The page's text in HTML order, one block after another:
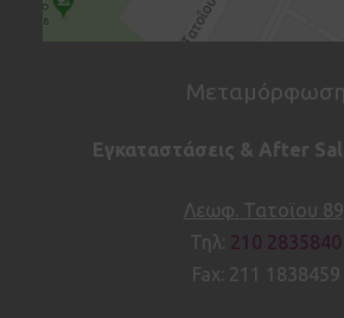
Μεταμόρφωση
Εγκαταστάσεις & After
Λεωφ. Τατοϊου
Τηλ: 210 2835840
Fax: 211 1838459